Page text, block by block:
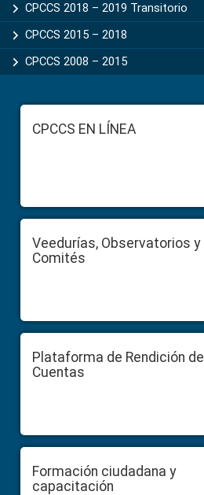
CPCCS 2018 – 2019 Transitorio
CPCCS 2015 – 2018
CPCCS 2008 – 2015
FooterCPCCS EN LÍNEA
Veedurías, Observatorios y
Comités
Plataforma de Rendición de
Cuentas
Formación ciudadana y
capacitación